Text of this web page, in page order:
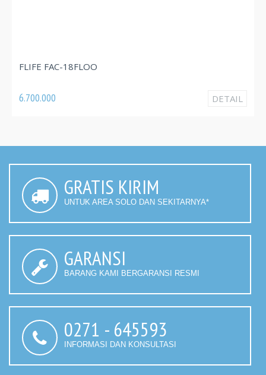
GRATIS KIRIM
UNTUK AREA SOLO DAN SEKITARNYA*
GARANSI
BARANG KAMI BERGARANSI RESMI
0271 - 645593
INFORMASI DAN KONSULTASI